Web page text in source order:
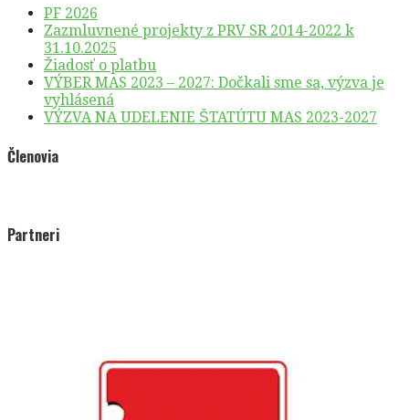
PF 2026
Zazmluvnené projekty z PRV SR 2014-2022 k
31.10.2025
Žiadosť o platbu
VÝBER MAS 2023 – 2027: Dočkali sme sa, výzva je
vyhlásená
VÝZVA NA UDELENIE ŠTATÚTU MAS 2023-2027
Členovia
Partneri